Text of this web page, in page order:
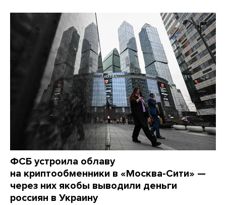
ФСБ устроила облаву
на криптообменники в «Москва-Сити» —
через них якобы выводили деньги
россиян в Украину